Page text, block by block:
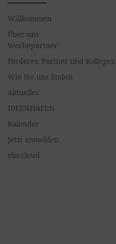
Willkommen
Über uns
Werbepartner
Förderer, Partner und Kollegen
Wie Sie uns finden
Aktuelles
IDEENHAFEN
Kalender
Jetzt anmelden
vhs.cloud